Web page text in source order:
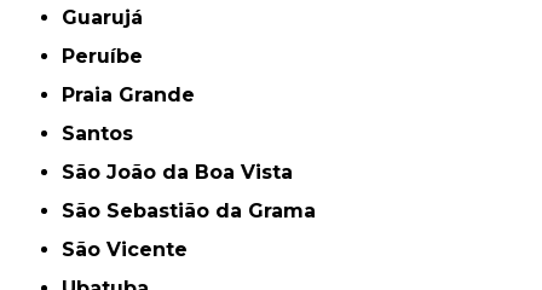
Guarujá
Peruíbe
Praia Grande
Santos
São João da Boa Vista
São Sebastião da Grama
São Vicente